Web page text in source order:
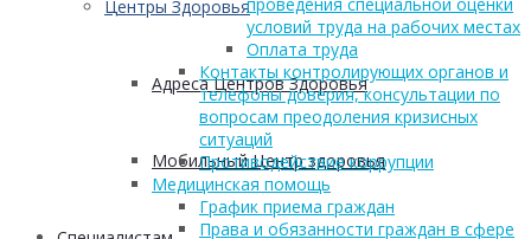
Центры Здоровья
Адреса Центров Здоровья
Мобильный Центр здоровья
проведения специальной оценки
условий труда на рабочих местах
Оплата труда
Контакты контролирующих органов и
телефоны доверия, консультации по
вопросам преодоления кризисных
ситуаций
Противодействие коррупции
Медицинская помощь
График приема граждан
Права и обязанности граждан в сфере